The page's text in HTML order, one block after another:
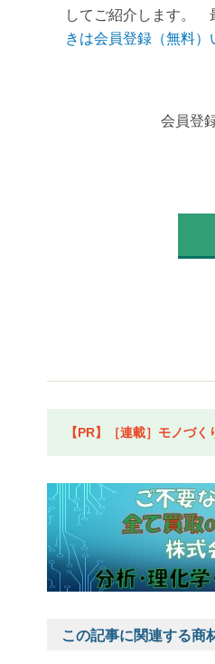
してご紹介します。
きは会員登録（無料
会員登
【PR】［連載］モノづ
この記事に関連する商